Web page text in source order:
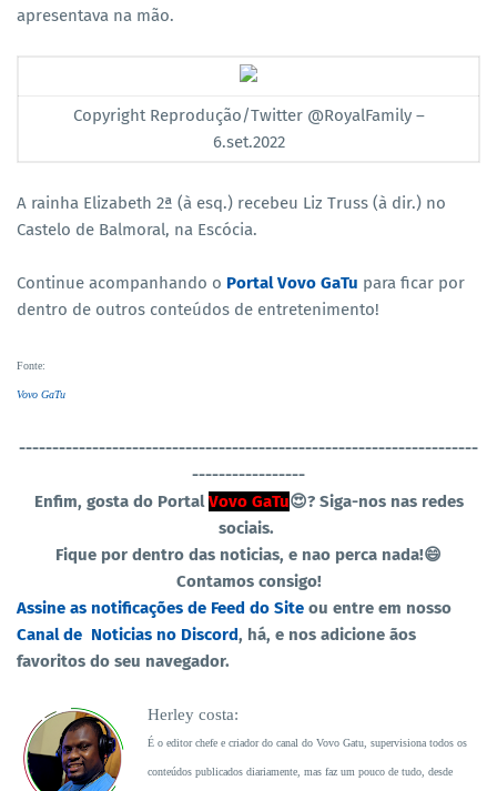
apresentava na mão.
Copyright Reprodução/Twitter @RoyalFamily –
6.set.2022
A rainha Elizabeth 2ª (à esq.) recebeu Liz Truss (à dir.) no
Castelo de Balmoral, na Escócia.
Continue acompanhando o Portal Vovo GaTu para ficar por
dentro de outros conteúdos de entretenimento!
Fonte:
Vovo GaTu
---------------------------------------------------------------------
-----------------
Enfim, gosta do PortalVovo GaTu😍? Siga-nos nas redes
sociais.
Fique por dentro das noticias, e nao perca nada!😄
Contamos consigo!
Assine as notificações de Feed do Site ou entre em nosso
Canal de Noticias no Discord, há, e nos adicione ãos
favoritos do seu navegador.
Herley costa:
É o editor chefe e criador do canal do Vovo Gatu, supervisiona todos os
conteúdos publicados diariamente, mas faz um pouco de tudo, desde